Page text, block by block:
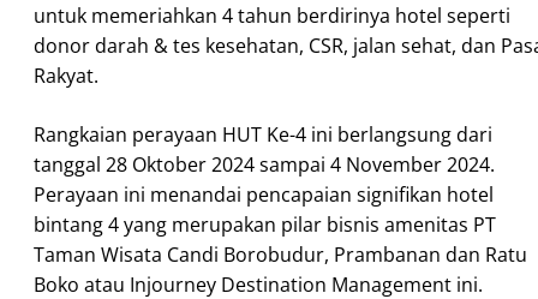
untuk memeriahkan 4 tahun berdirinya hotel seperti
donor darah & tes kesehatan, CSR, jalan sehat, dan
Rakyat.
Rangkaian perayaan HUT Ke-4 ini berlangsung dari
tanggal 28 Oktober 2024 sampai 4 November 2024.
Perayaan ini menandai pencapaian signifikan hotel
bintang 4 yang merupakan pilar bisnis amenitas PT
Taman Wisata Candi Borobudur, Prambanan dan Ratu
Boko atau Injourney Destination Management ini.